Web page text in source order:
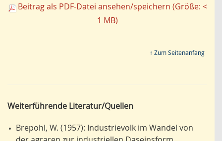
Beitrag als PDF-Datei ansehen/speichern (Größe: <
1 MB)
↑ Zum Seitenanfang
Weiterführende Literatur/Quellen
• Brepohl, W. (1957): Industrievolk im Wandel von